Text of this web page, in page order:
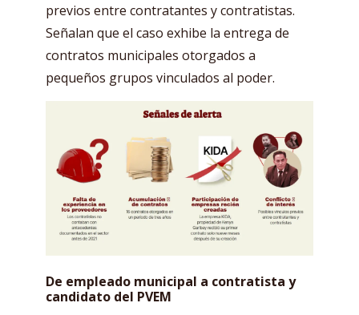
previos entre contratantes y contratistas.
Señalan que el caso exhibe la entrega de
contratos municipales otorgados a
pequeños grupos vinculados al poder.
De empleado municipal a contratista y
candidato del PVEM